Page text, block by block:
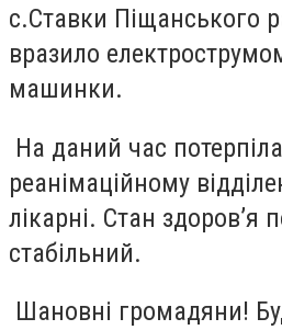
с.Ставки Піщанського
вразило
машинки.
На даний час
реанімаційному
лікарні. Стан здоров’я
стабільний.
Шановні громадяни!